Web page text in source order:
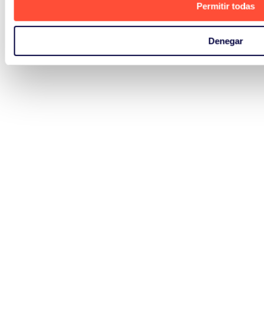
Permitir todas
Denegar